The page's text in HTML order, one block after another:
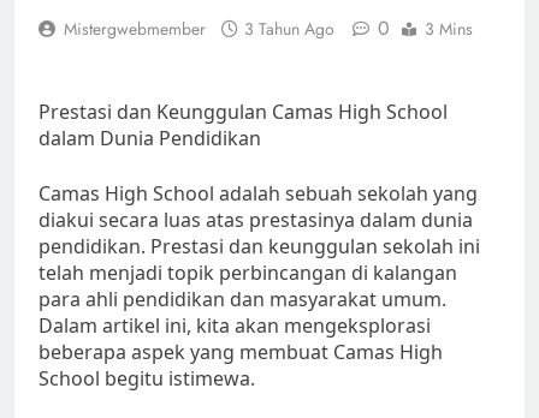
Mistergwebmember 3 Tahun Ago 0 3 Mins
Prestasi dan Keunggulan Camas High School
dalam Dunia Pendidikan
Camas High School adalah sebuah sekolah yang
diakui secara luas atas prestasinya dalam dunia
pendidikan. Prestasi dan keunggulan sekolah ini
telah menjadi topik perbincangan di kalangan
para ahli pendidikan dan masyarakat umum.
Dalam artikel ini, kita akan mengeksplorasi
beberapa aspek yang membuat Camas High
School begitu istimewa.